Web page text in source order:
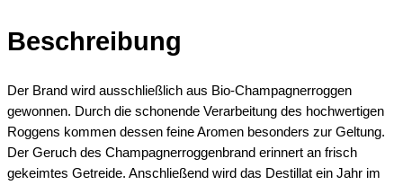
Beschreibung
Der Brand wird ausschließlich aus Bio-Champagnerroggen
gewonnen. Durch die schonende Verarbeitung des hochwertigen
Roggens kommen dessen feine Aromen besonders zur Geltung.
Der Geruch des Champagnerroggenbrand erinnert an frisch
gekeimtes Getreide. Anschließend wird das Destillat ein Jahr im